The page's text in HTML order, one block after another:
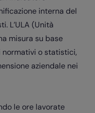
interna del
L’ULA (Unità
misura su base
normativi o statistici,
aziendale nei
le ore lavorate